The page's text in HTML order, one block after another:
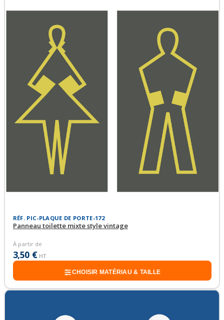
RÉF. PIC-PLAQUE DE PORTE-172
Panneau toilette mixte style vintage
À partir de
3,50 € HT
CHOISIR MATÉRIAU & TAILLE